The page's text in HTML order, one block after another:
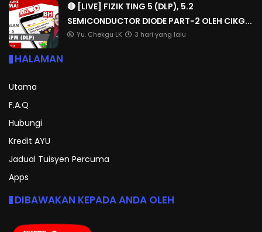
🔴 [LIVE] FIZIK TING 5 (DLP), 5.2
SEMICONDUCTOR DIODE PART-2 OLEH CIKG...
Yu. Chekgu LK 3 hari yang lalu
HALAMAN
Utama
F.A.Q
Hubungi
Kredit AYU
Jadual Tuisyen Percuma
Apps
DIBAWAKAN KEPADA ANDA OLEH